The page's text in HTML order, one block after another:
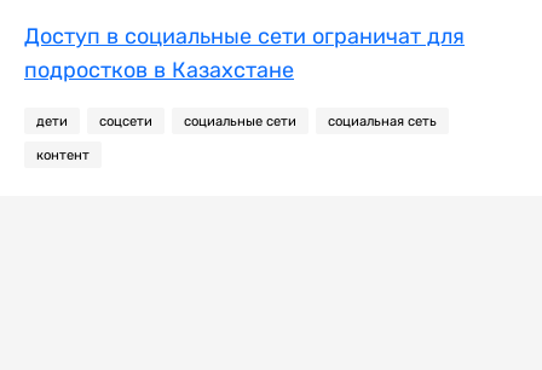
Доступ в социальные сети ограничат для
подростков в Казахстане
дети соцсети социальные сети социальная сеть
контент